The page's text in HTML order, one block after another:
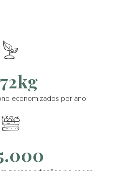
economizados por ano